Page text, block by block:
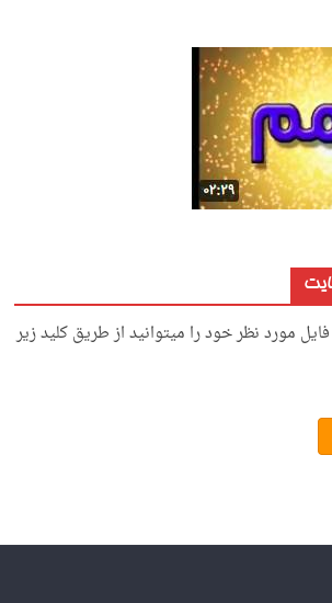
مورد نظر خود را میتوانید از طریق کلید زیر